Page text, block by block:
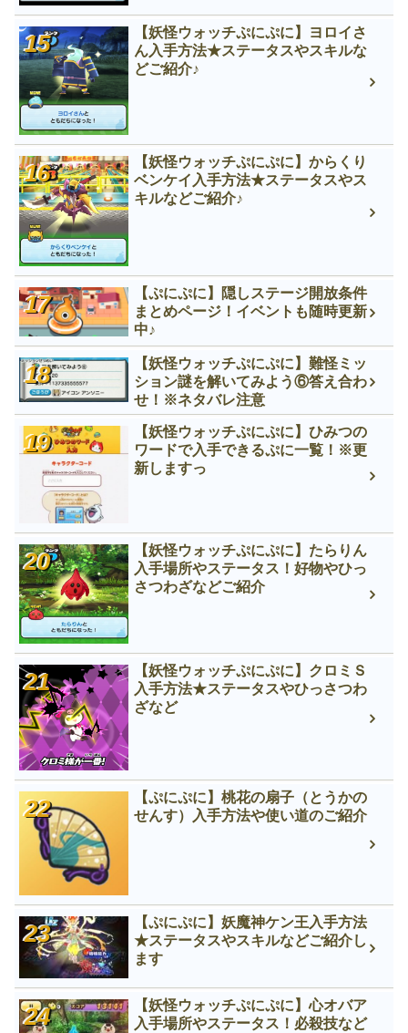
【妖怪ウォッチぷにぷに】ヨロイさ
ん入手方法★ステータスやスキルな
どご紹介♪
【妖怪ウォッチぷにぷに】からくり
ベンケイ入手方法★ステータスやス
キルなどご紹介♪
【ぷにぷに】隠しステージ開放条件
まとめページ！イベントも随時更新
中♪
【妖怪ウォッチぷにぷに】難怪ミッ
ション謎を解いてみよう⑥答え合わ
せ！※ネタバレ注意
【妖怪ウォッチぷにぷに】ひみつの
ワードで入手できるぷに一覧！※更
新しますっ
【妖怪ウォッチぷにぷに】たらりん
入手場所やステータス！好物やひっ
さつわざなどご紹介
【妖怪ウォッチぷにぷに】クロミＳ
入手方法★ステータスやひっさつわ
ざなど
【ぷにぷに】桃花の扇子（とうかの
せんす）入手方法や使い道のご紹介
【ぷにぷに】妖魔神ケン王入手方法
★ステータスやスキルなどご紹介し
ます
【妖怪ウォッチぷにぷに】心オバア
入手場所やステータス！必殺技など